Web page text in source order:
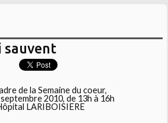
sauvent
de la Semaine du coeur,
2010, de 13h à 16h
LARIBOISIERE